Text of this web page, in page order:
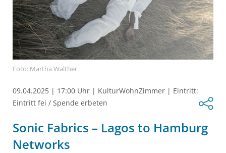
Foto: Martha Walther
09.04.2025 | 17:00 Uhr | KulturWohnZimmer | Eintritt:
Eintritt fei / Spende erbeten
Sonic Fabrics – Lagos to Hamburg
Networks